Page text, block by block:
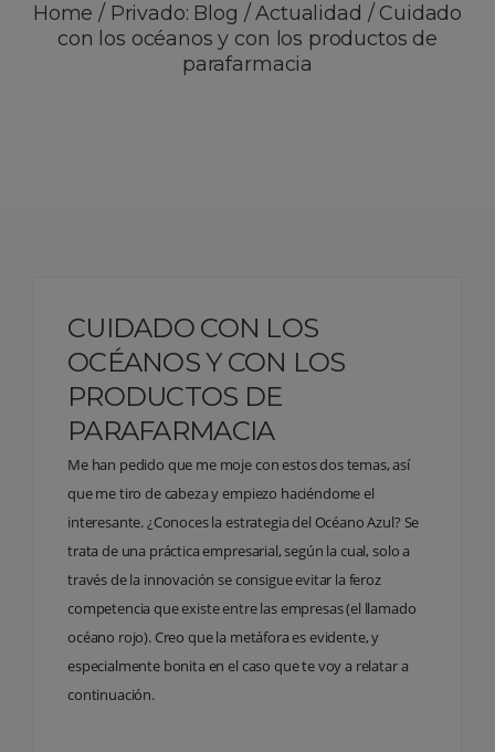
Home / Privado: Blog / Actualidad /Cuidado
con los océanos y con los productos de
parafarmacia
CUIDADO CON LOS
OCÉANOS Y CON LOS
PRODUCTOS DE
PARAFARMACIA
Me han pedido que me moje con estos dos temas, así
que me tiro de cabeza y empiezo haciéndome el
interesante. ¿Conoces la estrategia del Océano Azul? Se
trata de una práctica empresarial, según la cual, solo a
través de la innovación se consigue evitar la feroz
competencia que existe entre las empresas (el llamado
océano rojo). Creo que la metáfora es evidente, y
especialmente bonita en el caso que te voy a relatar a
continuación.